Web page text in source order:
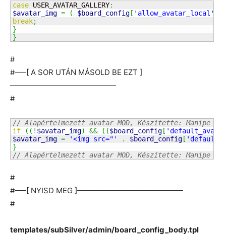
case USER_AVATAR_GALLERY:
$avatar_img = ( $board_config[ 'allow_avatar_local'
break;
}
}
#
#—–[ A SOR UTÁN MÁSOLD BE EZT ]
——————————————
#
// Alapértelmezett avatar MOD, Készítette: Manipe
if
( ( ! $avatar_img) && ( ($board_config [
$avatar_img = '<img src="' . $board_config [
}
// Alapértelmezett avatar MOD, Készítette: Manipe
#
#—–[ NYISD MEG ]——————————————
#
templates/subSilver/admin/board_config_body.tpl